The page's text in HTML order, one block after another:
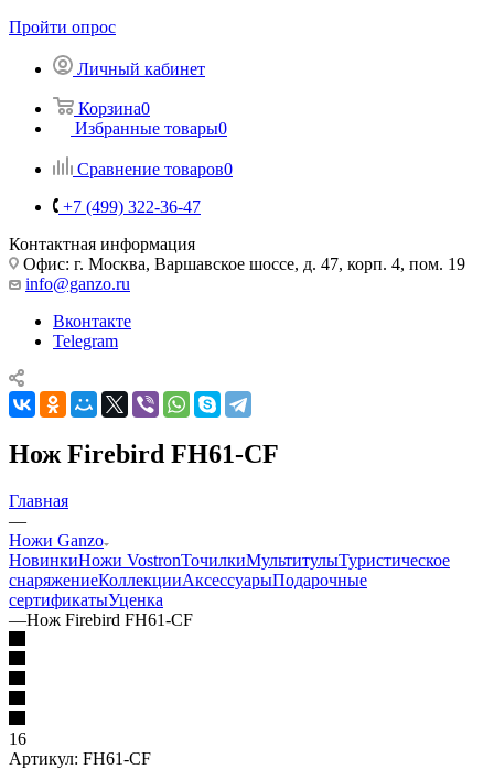
Пройти опрос
Личный кабинет
Корзина0
Избранные товары0
Сравнение товаров0
+7 (499) 322-36-47
Контактная информация
Офис: г. Москва, Варшавское шоссе, д. 47, корп. 4, пом. 19
info@ganzo.ru
Вконтакте
Telegram
Нож Firebird FH61-CF
Главная
—
Ножи Ganzo
НовинкиНожи VostronТочилкиМультитулыТуристическое
снаряжениеКоллекцииАксессуарыПодарочные
сертификатыУценка
—Нож Firebird FH61-CF
16
Артикул: FH61-CF